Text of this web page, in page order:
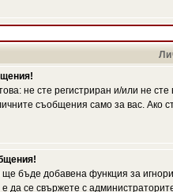
не сте регистриран и/или не
съобщения само за вас. Ако
бъде добавена функция за
да се свържете с